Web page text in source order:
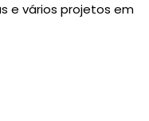
e vários projetos em